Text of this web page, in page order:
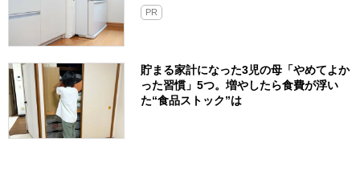
PR
貯まる家計になった3児の母「やめてよか
った習慣」5つ。増やしたら食費が浮い
た“食品ストック”は